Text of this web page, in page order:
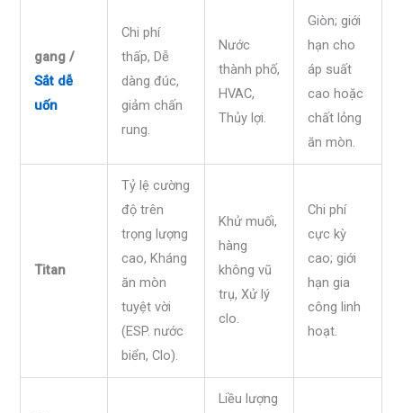
gang /
Sắt dễ
uốn
Chi phí
thấp, Dễ
dàng đúc,
giảm chấn
rung.
Nước
thành phố,
HVAC,
Thủy lợi.
Giòn; giới
hạn cho
áp suất
cao hoặc
chất lỏng
ăn mòn.
Titan
Tỷ lệ cường
độ trên
trọng lượng
cao, Kháng
ăn mòn
tuyệt vời
(ESP. nước
biển, Clo).
Khử muối,
hàng
không vũ
trụ, Xử lý
clo.
Chi phí
cực kỳ
cao; giới
hạn gia
công linh
hoạt.
Liều lượng